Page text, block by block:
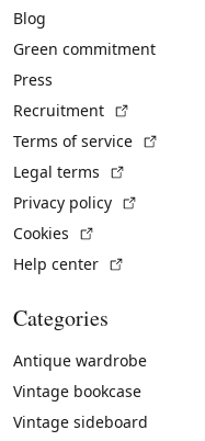
Blog
Green commitment
Press
Recruitment
Terms of service
Legal terms
Privacy policy
Cookies
Help center
Categories
Antique wardrobe
Vintage bookcase
Vintage sideboard